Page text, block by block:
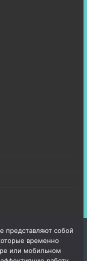
представляют собой
временно
или мобильном